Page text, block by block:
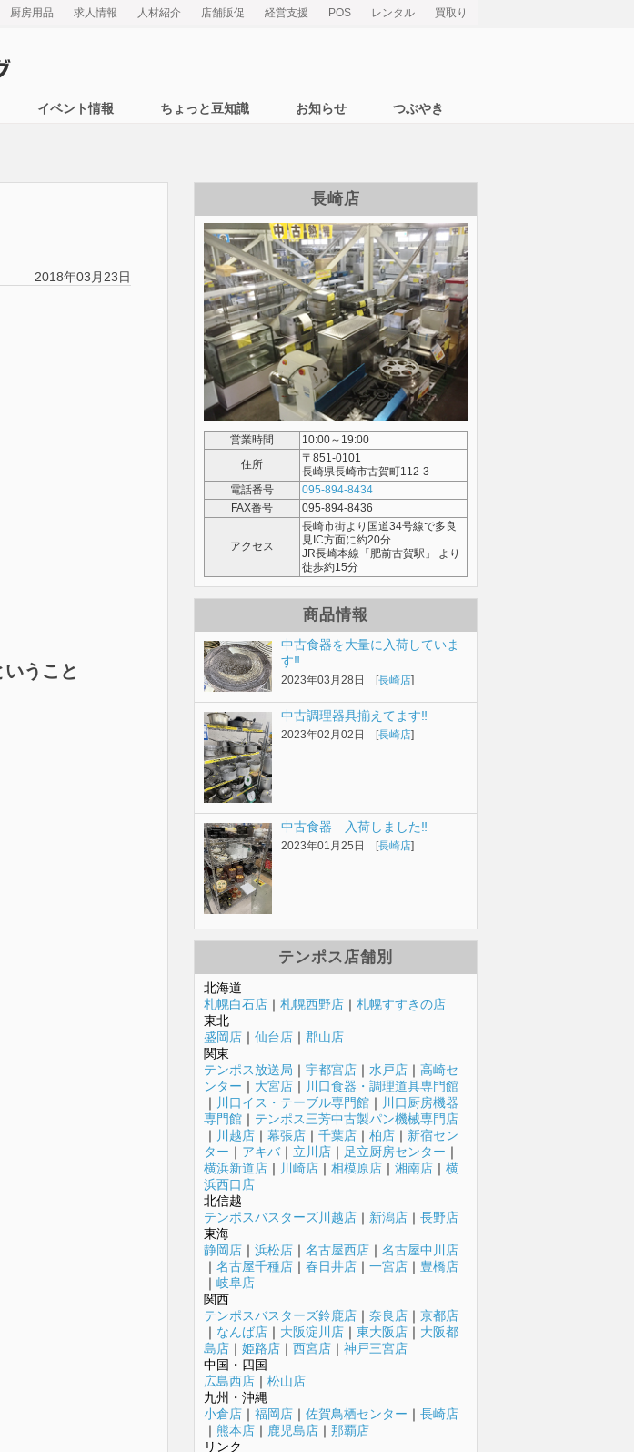
厨房用品 求人情報 人材紹介 店舗販促 経営支援 POS レンタル 買取り
イベント情報 ちょっと豆知識 お知らせ つぶやき
2018年03月23日
うこと
長崎店
営業時間
10:00～19:00
住所
〒851-0101
長崎県長崎市古賀町112-3
電話番号
095-894-8434
FAX番号
095-894-8436
アクセス
長崎市街より国道34号線で多良
見IC方面に約20分
JR長崎本線「肥前古賀駅」 より
徒歩約15分
商品情報
中古食器を大量に入荷していま
す‼️
2023年03月28日 [長崎店]
中古調理器具揃えてます‼️
2023年02月02日 [長崎店]
中古食器 入荷しました‼️
2023年01月25日 [長崎店]
テンポス店舗別
北海道
札幌白石店 ｜ 札幌西野店 ｜ 札幌すすきの店
東北
盛岡店 ｜ 仙台店 ｜ 郡山店
関東
テンポス放送局 ｜ 宇都宮店 ｜ 水戸店 ｜ 高崎セ
ンター ｜ 大宮店 ｜ 川口食器・調理道具専門館
｜ 川口イス・テーブル専門館 ｜ 川口厨房機器
専門館 ｜ テンポス三芳中古製パン機械専門店
｜ 川越店 ｜ 幕張店 ｜ 千葉店 ｜ 柏店 ｜ 新宿セン
ター ｜ アキバ｜ 立川店 ｜ 足立厨房センター ｜
横浜新道店 ｜ 川崎店 ｜ 相模原店 ｜ 湘南店 ｜ 横
浜西口店
北信越
テンポスバスターズ川越店 ｜ 新潟店 ｜ 長野店
東海
静岡店 ｜ 浜松店 ｜ 名古屋西店 ｜ 名古屋中川店
｜ 名古屋千種店 ｜ 春日井店 ｜ 一宮店 ｜ 豊橋店
｜ 岐阜店
関西
テンポスバスターズ鈴鹿店 ｜ 奈良店 ｜ 京都店
｜ なんば店 ｜ 大阪淀川店 ｜ 東大阪店 ｜ 大阪都
島店 ｜ 姫路店 ｜ 西宮店 ｜ 神戸三宮店
中国・四国
広島西店 ｜ 松山店
九州・沖縄
小倉店 ｜ 福岡店 ｜ 佐賀鳥栖センター ｜ 長崎店
｜ 熊本店 ｜ 鹿児島店 ｜ 那覇店
リンク